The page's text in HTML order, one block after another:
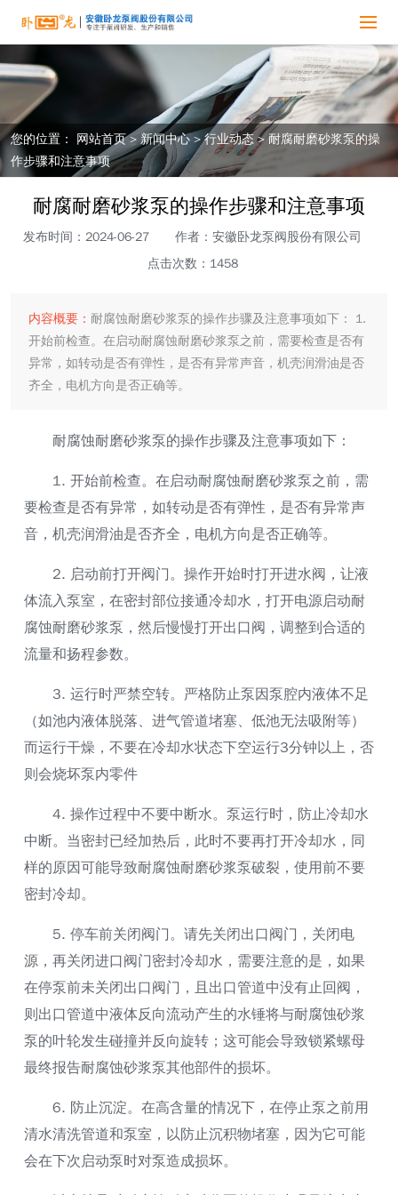
您的位置： 网站首页>新闻中心 >行业动态> 耐腐耐磨砂浆泵的操
作步骤和注意事项
耐腐耐磨砂浆泵的操作步骤和注意事项
发布时间：2024-06-27
作者：安徽卧龙泵阀股份有限公司
点击次数：1458
内容概要： 耐腐蚀耐磨砂浆泵的操作步骤及注意事项如下： 1.
开始前检查。在启动耐腐蚀耐磨砂浆泵之前，需要检查是否有
异常，如转动是否有弹性，是否有异常声音，机壳润滑油是否
齐全，电机方向是否正确等。
耐腐蚀耐磨砂浆泵的操作步骤及注意事项如下：
1. 开始前检查。在启动耐腐蚀耐磨砂浆泵之前，需
要检查是否有异常，如转动是否有弹性，是否有异常声
音，机壳润滑油是否齐全，电机方向是否正确等。
2. 启动前打开阀门。操作开始时打开进水阀，让液
体流入泵室，在密封部位接通冷却水，打开电源启动耐
腐蚀耐磨砂浆泵，然后慢慢打开出口阀，调整到合适的
流量和扬程参数。
3. 运行时严禁空转。严格防止泵因泵腔内液体不足
（如池内液体脱落、进气管道堵塞、低池无法吸附等）
而运行干燥，不要在冷却水状态下空运行3分钟以上，否
则会烧坏泵内零件
4. 操作过程中不要中断水。泵运行时，防止冷却水
中断。当密封已经加热后，此时不要再打开冷却水，同
样的原因可能导致耐腐蚀耐磨砂浆泵破裂，使用前不要
密封冷却。
5. 停车前关闭阀门。请先关闭出口阀门，关闭电
源，再关闭进口阀门密封冷却水，需要注意的是，如果
在停泵前未关闭出口阀门，且出口管道中没有止回阀，
则出口管道中液体反向流动产生的水锤将与耐腐蚀砂浆
泵的叶轮发生碰撞并反向旋转；这可能会导致锁紧螺母
最终报告耐腐蚀砂浆泵其他部件的损坏。
6. 防止沉淀。在高含量的情况下，在停止泵之前用
清水清洗管道和泵室，以防止沉积物堵塞，因为它可能
会在下次启动泵时对泵造成损坏。